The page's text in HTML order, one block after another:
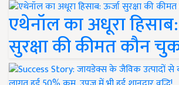
एथेनॉल का अधूरा
सुरक्षा की कीमत कौन